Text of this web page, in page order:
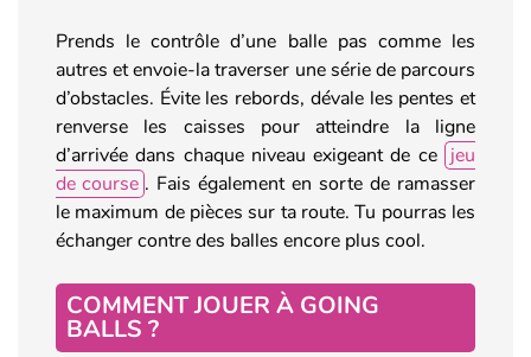
Prends le contrôle d’une balle pas comme les
autres et envoie-la traverser une série de parcours
d’obstacles. Évite les rebords, dévale les pentes et
renverse les caisses pour atteindre la ligne
d’arrivée dans chaque niveau exigeant de ce jeu
de course . Fais également en sorte de ramasser
le maximum de pièces sur ta route. Tu pourras les
échanger contre des balles encore plus cool.
COMMENT JOUER À GOING
BALLS ?